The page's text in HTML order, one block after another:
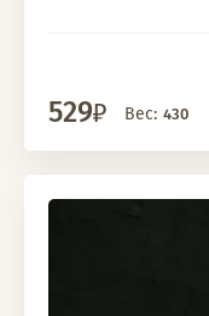
529 Вес: 430